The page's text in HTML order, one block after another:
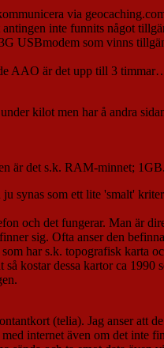
via
inte funnits något
USBmodem som vinns
AAO är det upp till 3
kilot men har å andra
är det s.k. RAM-minnet;
synas som ett lite 'smalt'
och det fungerar. Man är
sig. Ofta anser den
har s.k. topografisk karta
kostar dessa kartor ca
(telia). Jag anser att
internet även om det